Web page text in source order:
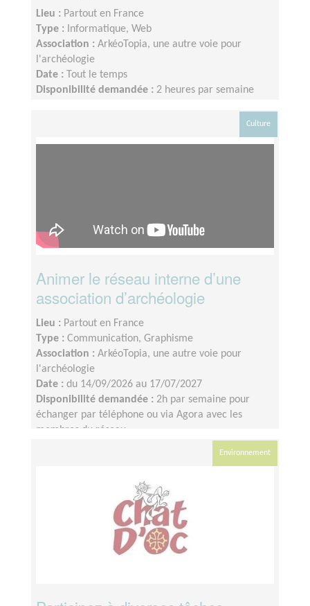
Lieu : Partout en France
Type :
Informatique, Web
Association : ArkéoTopia, une autre voie pour
l'archéologie
Date :
Tout le temps
Disponibilité demandée : 2 heures par semaine
Culture
Animer le réseau interne d’une
association d’archéologie
Lieu : Partout en France
Type : Communication, Graphisme
Association : ArkéoTopia, une autre voie pour
l'archéologie
Date : du 14/09/2026 au 17/07/2027
Disponibilité demandée : 2h par semaine pour
échanger par téléphone ou via Agora avec les
membres du réseau
Environnement